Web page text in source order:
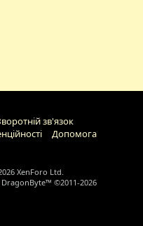
зв'язок
Дoпoмoга
XenForo Ltd.
©2011-2026